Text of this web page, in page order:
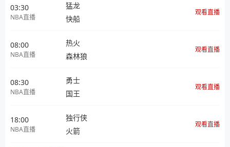
03:30
NBA直播
猛龙
快船
观看直播
08:00
NBA直播
热火
森林狼
观看直播
08:30
NBA直播
勇士
国王
观看直播
18:00
NBA直播
独行侠
火箭
观看直播